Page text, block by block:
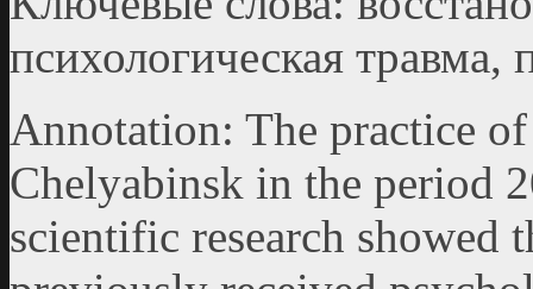
психологическая травма,
Annotation: The practice
Chelyabinsk in the period
scientific research showed